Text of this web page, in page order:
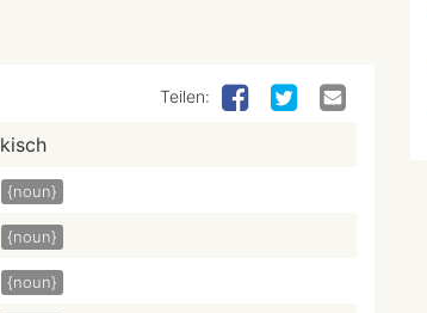
Teilen:
{noun}
{noun}
{noun}